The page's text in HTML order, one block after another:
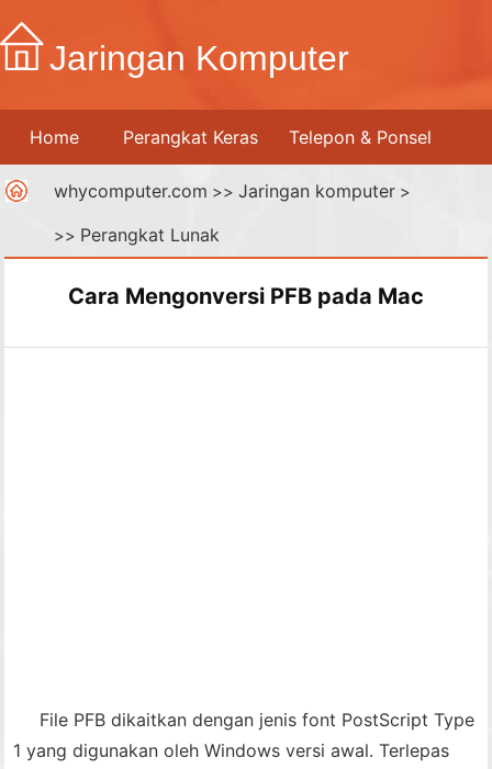
Jaringan Komputer
Home Perangkat Keras Telepon & Ponsel
Printer Jaringan Komputer Internet
Media Digital
whycomputer.com >> Jaringan komputer>
>> Perangkat Lunak
Cara Mengonversi PFB pada Mac
File PFB dikaitkan dengan jenis font PostScript Type
1 yang digunakan oleh Windows versi awal. Terlepas